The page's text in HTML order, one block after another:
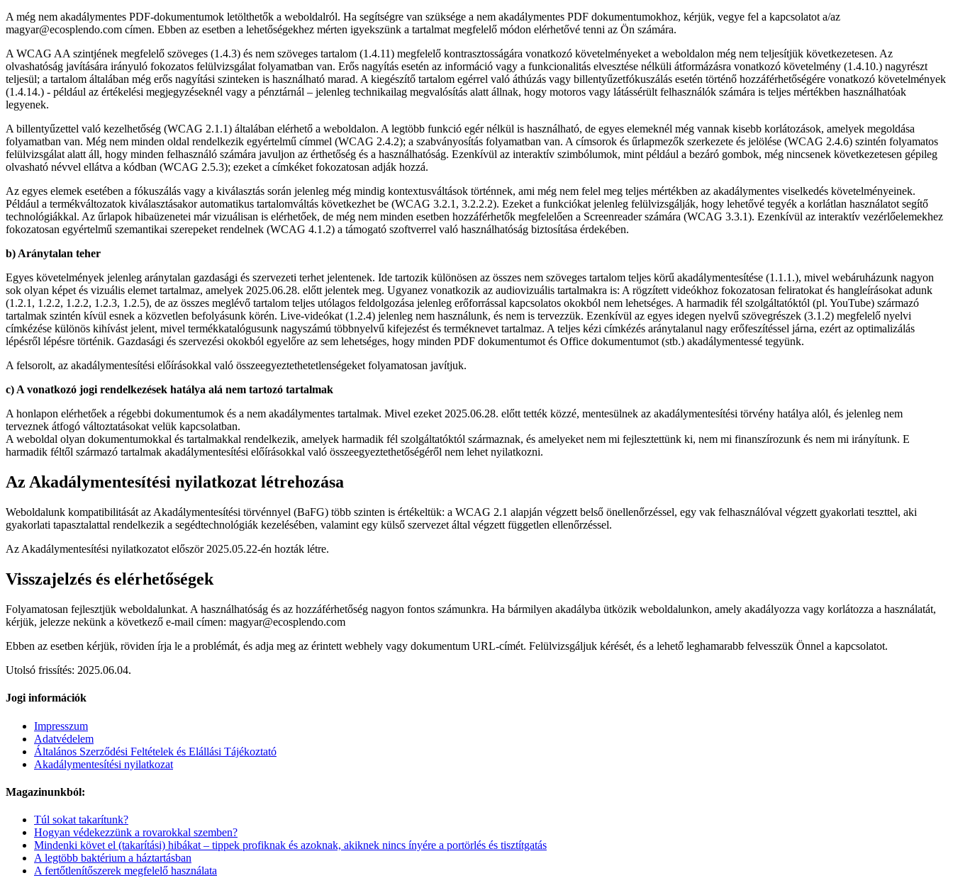
A még nem akadálymentes PDF-dokumentumok letölthetők a weboldalról. Ha segítségre van szüksége a nem akadálymentes PDF dokumentumokhoz, kérjük, vegye fel a kapcsolatot a/az
magyar@ecosplendo.com címen. Ebben az esetben a lehetőségekhez mérten igyekszünk a tartalmat megfelelő módon elérhetővé tenni az Ön számára.
A WCAG AA szintjének megfelelő szöveges (1.4.3) és nem szöveges tartalom (1.4.11) megfelelő kontrasztosságára vonatkozó követelményeket a weboldalon még nem teljesítjük következetesen. Az
olvashatóság javítására irányuló fokozatos felülvizsgálat folyamatban van. Erős nagyítás esetén az információ vagy a funkcionalitás elvesztése nélküli átformázásra vonatkozó követelmény (1.4.10.) nagyrészt
teljesül; a tartalom általában még erős nagyítási szinteken is használható marad. A kiegészítő tartalom egérrel való áthúzás vagy billentyűzetfókuszálás esetén történő hozzáférhetőségére vonatkozó követelmények
(1.4.14.) - például az értékelési megjegyzéseknél vagy a pénztárnál – jelenleg technikailag megvalósítás alatt állnak, hogy motoros vagy látássérült felhasználók számára is teljes mértékben használhatóak
legyenek.
A billentyűzettel való kezelhetőség (WCAG 2.1.1) általában elérhető a weboldalon. A legtöbb funkció egér nélkül is használható, de egyes elemeknél még vannak kisebb korlátozások, amelyek megoldása
folyamatban van. Még nem minden oldal rendelkezik egyértelmű címmel (WCAG 2.4.2); a szabványosítás folyamatban van. A címsorok és űrlapmezők szerkezete és jelölése (WCAG 2.4.6) szintén folyamatos
felülvizsgálat alatt áll, hogy minden felhasználó számára javuljon az érthetőség és a használhatóság. Ezenkívül az interaktív szimbólumok, mint például a bezáró gombok, még nincsenek következetesen gépileg
olvasható névvel ellátva a kódban (WCAG 2.5.3); ezeket a címkéket fokozatosan adják hozzá.
Az egyes elemek esetében a fókuszálás vagy a kiválasztás során jelenleg még mindig kontextusváltások történnek, ami még nem felel meg teljes mértékben az akadálymentes viselkedés követelményeinek.
Például a termékváltozatok kiválasztásakor automatikus tartalomváltás következhet be (WCAG 3.2.1, 3.2.2.2). Ezeket a funkciókat jelenleg felülvizsgálják, hogy lehetővé tegyék a korlátlan használatot segítő
technológiákkal. Az űrlapok hibaüzenetei már vizuálisan is elérhetőek, de még nem minden esetben hozzáférhetők megfelelően a Screenreader számára (WCAG 3.3.1). Ezenkívül az interaktív vezérlőelemekhez
fokozatosan egyértelmű szemantikai szerepeket rendelnek (WCAG 4.1.2) a támogató szoftverrel való használhatóság biztosítása érdekében.
b) Aránytalan teher
Egyes követelmények jelenleg aránytalan gazdasági és szervezeti terhet jelentenek. Ide tartozik különösen az összes nem szöveges tartalom teljes körű akadálymentesítése (1.1.1.), mivel webáruházunk nagyon
sok olyan képet és vizuális elemet tartalmaz, amelyek 2025.06.28. előtt jelentek meg. Ugyanez vonatkozik az audiovizuális tartalmakra is: A rögzített videókhoz fokozatosan feliratokat és hangleírásokat adunk
(1.2.1, 1.2.2, 1.2.2, 1.2.3, 1.2.5), de az összes meglévő tartalom teljes utólagos feldolgozása jelenleg erőforrással kapcsolatos okokból nem lehetséges. A harmadik fél szolgáltatóktól (pl. YouTube) származó
tartalmak szintén kívül esnek a közvetlen befolyásunk körén. Live-videókat (1.2.4) jelenleg nem használunk, és nem is tervezzük. Ezenkívül az egyes idegen nyelvű szövegrészek (3.1.2) megfelelő nyelvi
címkézése különös kihívást jelent, mivel termékkatalógusunk nagyszámú többnyelvű kifejezést és terméknevet tartalmaz. A teljes kézi címkézés aránytalanul nagy erőfeszítéssel járna, ezért az optimalizálás
lépésről lépésre történik. Gazdasági és szervezési okokból egyelőre az sem lehetséges, hogy minden PDF dokumentumot és Office dokumentumot (stb.) akadálymentessé tegyünk.
A felsorolt, az akadálymentesítési előírásokkal való összeegyeztethetetlenségeket folyamatosan javítjuk.
c) A vonatkozó jogi rendelkezések hatálya alá nem tartozó tartalmak
A honlapon elérhetőek a régebbi dokumentumok és a nem akadálymentes tartalmak. Mivel ezeket 2025.06.28. előtt tették közzé, mentesülnek az akadálymentesítési törvény hatálya alól, és jelenleg nem
terveznek átfogó változtatásokat velük kapcsolatban.
A weboldal olyan dokumentumokkal és tartalmakkal rendelkezik, amelyek harmadik fél szolgáltatóktól származnak, és amelyeket nem mi fejlesztettünk ki, nem mi finanszírozunk és nem mi irányítunk. E
harmadik féltől származó tartalmak akadálymentesítési előírásokkal való összeegyeztethetőségéről nem lehet nyilatkozni.
Az Akadálymentesítési nyilatkozat létrehozása
Weboldalunk kompatibilitását az Akadálymentesítési törvénnyel (BaFG) több szinten is értékeltük: a WCAG 2.1 alapján végzett belső önellenőrzéssel, egy vak felhasználóval végzett gyakorlati teszttel, aki
gyakorlati tapasztalattal rendelkezik a segédtechnológiák kezelésében, valamint egy külső szervezet által végzett független ellenőrzéssel.
Az Akadálymentesítési nyilatkozatot először 2025.05.22-én hozták létre.
Visszajelzés és elérhetőségek
Folyamatosan fejlesztjük weboldalunkat. A használhatóság és az hozzáférhetőség nagyon fontos számunkra. Ha bármilyen akadályba ütközik weboldalunkon, amely akadályozza vagy korlátozza a használatát,
kérjük, jelezze nekünk a következő e-mail címen: magyar@ecosplendo.com
Ebben az esetben kérjük, röviden írja le a problémát, és adja meg az érintett webhely vagy dokumentum URL-címét. Felülvizsgáljuk kérését, és a lehető leghamarabb felvesszük Önnel a kapcsolatot.
Utolsó frissítés: 2025.06.04.
Jogi információk
Impresszum
Adatvédelem
Általános Szerződési Feltételek és Elállási Tájékoztató
Akadálymentesítési nyilatkozat
Magazinunkból:
Túl sokat takarítunk?
Hogyan védekezzünk a rovarokkal szemben?
Mindenki követ el (takarítási) hibákat – tippek profiknak és azoknak, akiknek nincs ínyére a portörlés és tisztítgatás
A legtöbb baktérium a háztartásban
A fertőtlenítőszerek megfelelő használata